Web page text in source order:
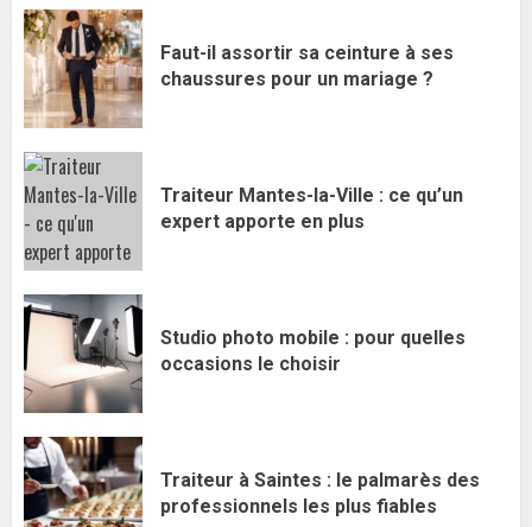
Faut-il assortir sa ceinture à ses
chaussures pour un mariage ?
Traiteur Mantes-la-Ville : ce qu’un
expert apporte en plus
Studio photo mobile : pour quelles
occasions le choisir
Traiteur à Saintes : le palmarès des
professionnels les plus fiables